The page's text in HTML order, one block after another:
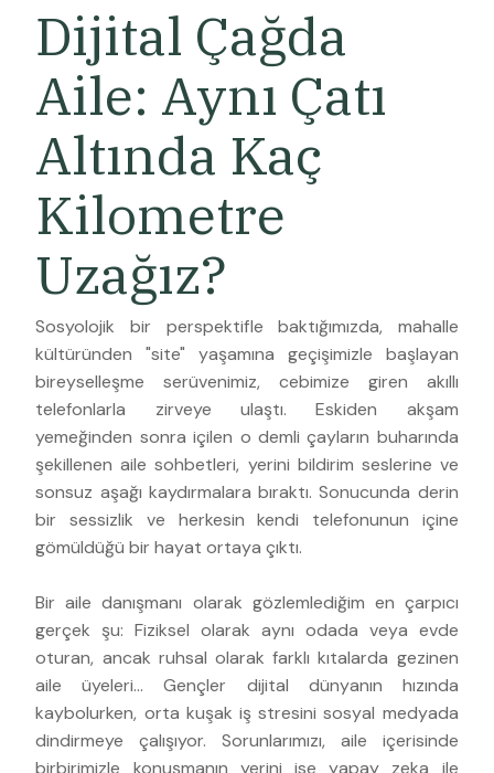
Dijital Çağda
Aile: Aynı Çatı
Altında Kaç
Kilometre
Uzağız?
Sosyolojik bir perspektifle baktığımızda, mahalle
kültüründen "site" yaşamına geçişimizle başlayan
bireyselleşme serüvenimiz, cebimize giren akıllı
telefonlarla zirveye ulaştı. Eskiden akşam
yemeğinden sonra içilen o demli çayların buharında
şekillenen aile sohbetleri, yerini bildirim seslerine ve
sonsuz aşağı kaydırmalara bıraktı. Sonucunda derin
bir sessizlik ve herkesin kendi telefonunun içine
gömüldüğü bir hayat ortaya çıktı.
Bir aile danışmanı olarak gözlemlediğim en çarpıcı
gerçek şu: Fiziksel olarak aynı odada veya evde
oturan, ancak ruhsal olarak farklı kıtalarda gezinen
aile üyeleri... Gençler dijital dünyanın hızında
kaybolurken, orta kuşak iş stresini sosyal medyada
dindirmeye çalışıyor. Sorunlarımızı, aile içerisinde
birbirimizle konuşmanın yerini ise yapay zeka ile